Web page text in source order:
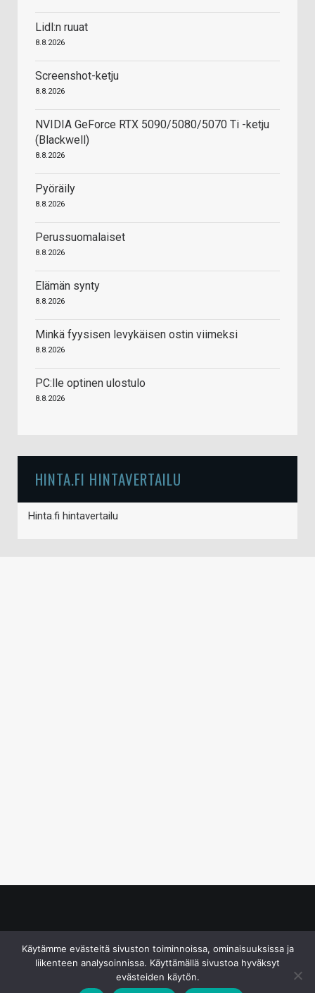
Lidl:n ruuat
8.8.2026
Screenshot-ketju
8.8.2026
NVIDIA GeForce RTX 5090/5080/5070 Ti -ketju
(Blackwell)
8.8.2026
Pyöräily
8.8.2026
Perussuomalaiset
8.8.2026
Elämän synty
8.8.2026
Minkä fyysisen levykäisen ostin viimeksi
8.8.2026
PC:lle optinen ulostulo
8.8.2026
HINTA.FI HINTAVERTAILU
Hinta.fi hintavertailu
Käytämme evästeitä sivuston toiminnoissa, ominaisuuksissa ja
liikenteen analysoinnissa. Käyttämällä sivustoa hyväksyt
evästeiden käytön.